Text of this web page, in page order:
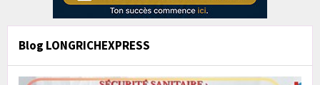
Blog LONGRICHEXPRESS